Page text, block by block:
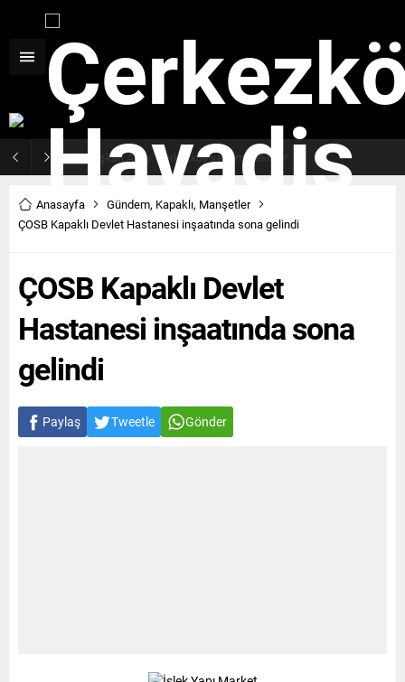
Haziran ayı ilk oturumu tamamlandı
Anasayfa Gündem, Kapaklı, Manşetler
ÇOSB Kapaklı Devlet Hastanesi inşaatında sona gelindi
ÇOSB Kapaklı Devlet
Hastanesi inşaatında sona
gelindi
Paylaş Tweetle Gönder